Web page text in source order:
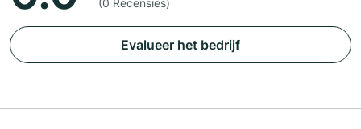
(0 Recensies)
Evalueer het bedrijf